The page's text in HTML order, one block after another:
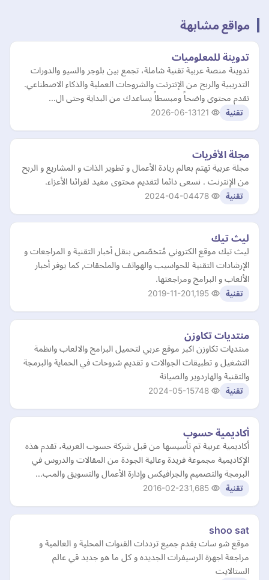
مواقع مشابهة
تدوينة للمعلوميات
تدوينة منصة عربية تقنية شاملة، تجمع بين بلوجر والسيو والدورات
التدريبية والربح من الإنترنت والشروحات العملية والذكاء الاصطناعي.
نقدم محتوى واضحاً ومبسطاً يساعدك من البداية وحتى ال…
تقنية 2026-06-13
مجلة الأفريات
مجلة عربية تهتم بعالم ريادة الأعمال و تطوير الذات و المشاريع و الربح
من الإنترنت . نسعى دائما لتقديم محتوى مفيد لقرائنا الأعزاء.
تقنية 2024-04-04
ليث تيك
ليث تيك موقع الكتروني مُتخصّص بنقل أخبار التقنية و المراجعات و
الإرشادات التقنية للحواسيب والهواتف والملحقات, كما يوفر أخبار
الألعاب و البرامج ومراجعتها.
تقنية 2019-11-20
منتديات تكاوزن
منتديات تكاوزن اكبر موقع عربي لتحميل البرامج والالعاب وانظمة
التشغيل و تطبيقات الجوالات و تقديم شروحات في الحماية والبرمجة
والتقنية والهاردوير والصيانة
تقنية 2024-05-15
أكاديمية حسوب
أكاديمية عربية تم تأسيسها من قبل شركة حسوب العربية، تقدم هذه
الإكاديمية مجموعة فريدة وعالية الجودة من المقالات والدروس في
البرمجة والتصميم والجرافيكس وإدارة الأعمال والتسويق والمب…
تقنية 2016-02-23
shoo sat
موقع شو سات يقدم جميع ترددات القنوات المحلية و العالمية و
مراجعة اجهزة الرسيفرات الجديده و كل ما هو جديد قي عالم
الستالايت